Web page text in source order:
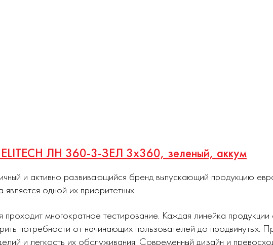
ELITECH ЛН 360-3-ЗЕЛ 3х360, зеленый, аккум
и активно развивающийся бренд выпускающий продукцию
одной их приоритетных.
многократное тестирование. Каждая линейка
потребности от начинающих пользователей до продвинутых.
и легкость их обслуживания. Современный дизайн и